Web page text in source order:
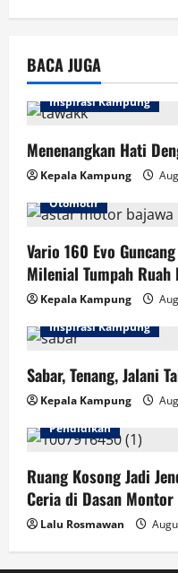
BACA JUGA
Inspirasi Kampung
Menenangkan Hati
Kepala Kampung
Otomotif
Vario 160 Evo
Milenial Tumpah Ruah
Kepala Kampung
Inspirasi Kampung
Sabar, Tenang, Jalani
Kepala Kampung
Pendidikan
Ruang Kosong Jadi
Ceria di Dasan Montor
Lalu Rosmawan